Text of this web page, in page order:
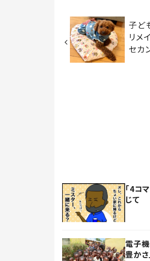
子ど
リメ
セカ
「4コ
じて
電子
豊かさ